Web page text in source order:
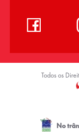
Todos os
No